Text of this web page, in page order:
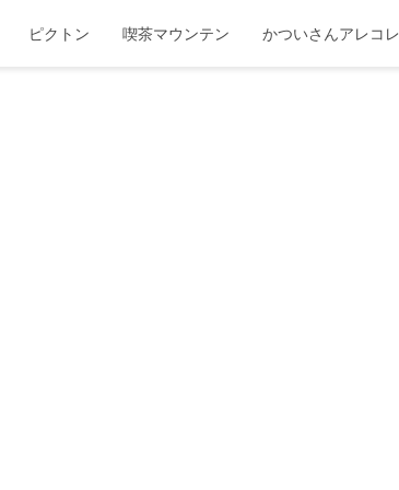
ピクトン 喫茶マウンテン かついさんアレコレ